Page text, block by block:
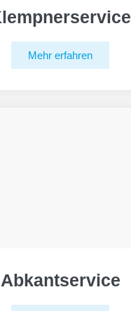
Mehr erfahren
Abkantservice